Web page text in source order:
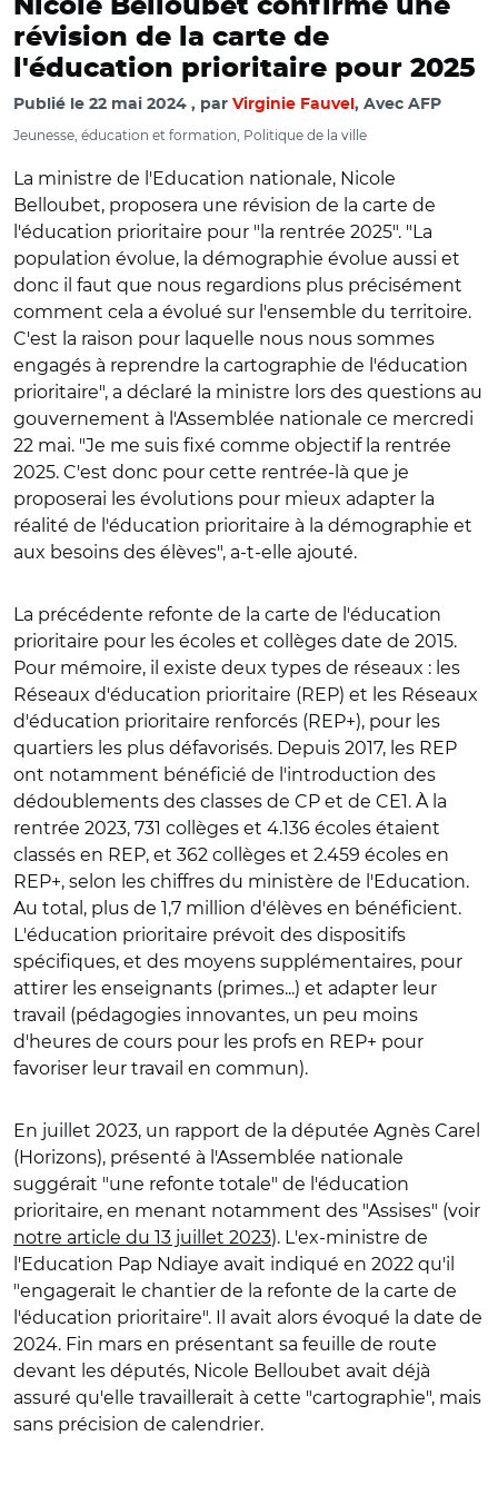
Nicole Belloubet confirme une
révision de la carte de
l'éducation prioritaire pour 2025
Publié le 22 mai 2024 par Virginie Fauvel , Avec AFP
Jeunesse, éducation et formation, Politique de la ville
La ministre de l'Education nationale, Nicole
Belloubet, proposera une révision de la carte de
l'éducation prioritaire pour "la rentrée 2025". "La
population évolue, la démographie évolue aussi et
donc il faut que nous regardions plus précisément
comment cela a évolué sur l'ensemble du territoire.
C'est la raison pour laquelle nous nous sommes
engagés à reprendre la cartographie de l'éducation
prioritaire", a déclaré la ministre lors des questions au
gouvernement à l'Assemblée nationale ce mercredi
22 mai. "Je me suis fixé comme objectif la rentrée
2025. C'est donc pour cette rentrée-là que je
proposerai les évolutions pour mieux adapter la
réalité de l'éducation prioritaire à la démographie et
aux besoins des élèves", a-t-elle ajouté.
La précédente refonte de la carte de l'éducation
prioritaire pour les écoles et collèges date de 2015.
Pour mémoire, il existe deux types de réseaux : les
Réseaux d'éducation prioritaire (REP) et les Réseaux
d'éducation prioritaire renforcés (REP+), pour les
quartiers les plus défavorisés. Depuis 2017, les REP
ont notamment bénéficié de l'introduction des
dédoublements des classes de CP et de CE1. À la
rentrée 2023, 731 collèges et 4.136 écoles étaient
classés en REP, et 362 collèges et 2.459 écoles en
REP+, selon les chiffres du ministère de l'Education.
Au total, plus de 1,7 million d'élèves en bénéficient.
L'éducation prioritaire prévoit des dispositifs
spécifiques, et des moyens supplémentaires, pour
attirer les enseignants (primes...) et adapter leur
travail (pédagogies innovantes, un peu moins
d'heures de cours pour les profs en REP+ pour
favoriser leur travail en commun).
En juillet 2023, un rapport de la députée Agnès Carel
(Horizons), présenté à l'Assemblée nationale
suggérait "une refonte totale" de l'éducation
prioritaire, en menant notamment des "Assises" (voir
notre article du 13 juillet 2023). L'ex-ministre de
l'Education Pap Ndiaye avait indiqué en 2022 qu'il
"engagerait le chantier de la refonte de la carte de
l'éducation prioritaire". Il avait alors évoqué la date de
2024. Fin mars en présentant sa feuille de route
devant les députés, Nicole Belloubet avait déjà
assuré qu'elle travaillerait à cette "cartographie", mais
sans précision de calendrier.